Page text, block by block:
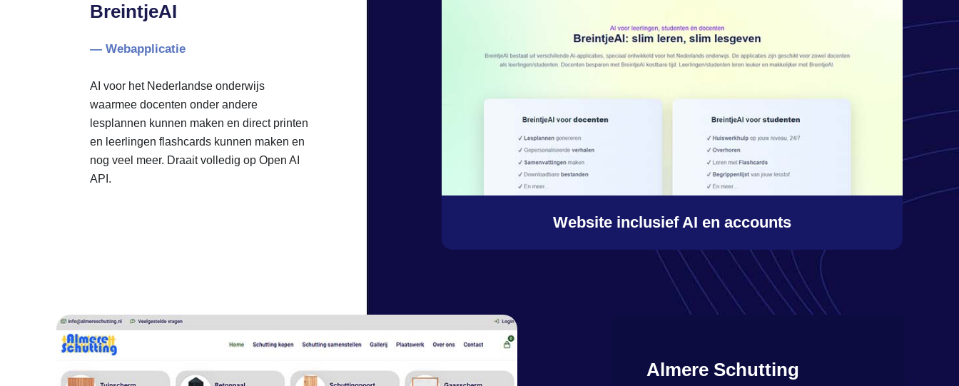
BreintjeAI
— Webapplicatie
AI voor het Nederlandse onderwijs
waarmee docenten onder andere
lesplannen kunnen maken en direct printen
en leerlingen flashcards kunnen maken en
nog veel meer. Draait volledig op Open AI
API.
Website inclusief AI en accounts
Almere Schutting